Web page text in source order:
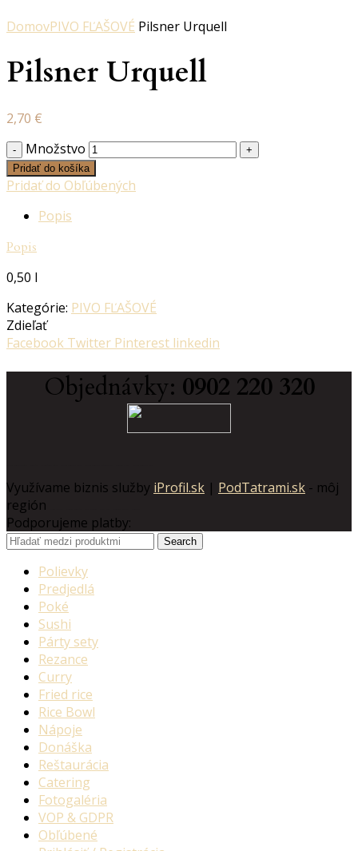
DomovPIVO FĽAŠOVÉ Pilsner Urquell
Pilsner Urquell
2,70 €
Množstvo
Pridať do košíka
Pridať do Obľúbených
Popis
Popis
0,50 l
Kategórie: PIVO FĽAŠOVÉ
Zdieľať
Facebook Twitter Pinterest linkedin
Objednávky: 0902 220 320
Využívame biznis služby iProfil.sk | PodTatrami.sk - môj
región
Podporujeme platby:
Search
Polievky
Predjedlá
Poké
Sushi
Párty sety
Rezance
Curry
Fried rice
Rice Bowl
Nápoje
Donáška
Reštaurácia
Catering
Fotogaléria
VOP & GDPR
Obľúbené